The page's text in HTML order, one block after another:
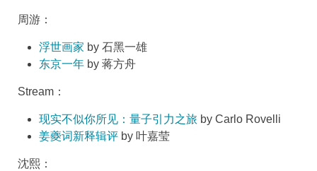
周游：
浮世画家 by 石黑一雄
东京一年 by 蒋方舟
Stream：
现实不似你所见：量子引力之旅 by Carlo Rovelli
姜夔词新释辑评 by 叶嘉莹
沈熙：